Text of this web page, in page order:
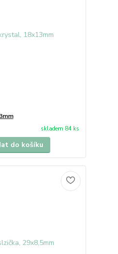
skladem 84 ks
do košíku